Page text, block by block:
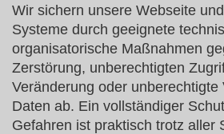
Wir sichern unsere Webseite
Systeme durch geeignete
organisatorische Maßnahmen
Zerstörung, unberechtigten
Veränderung oder unberechtigte
Daten ab. Ein vollständiger
Gefahren ist praktisch trotz aller